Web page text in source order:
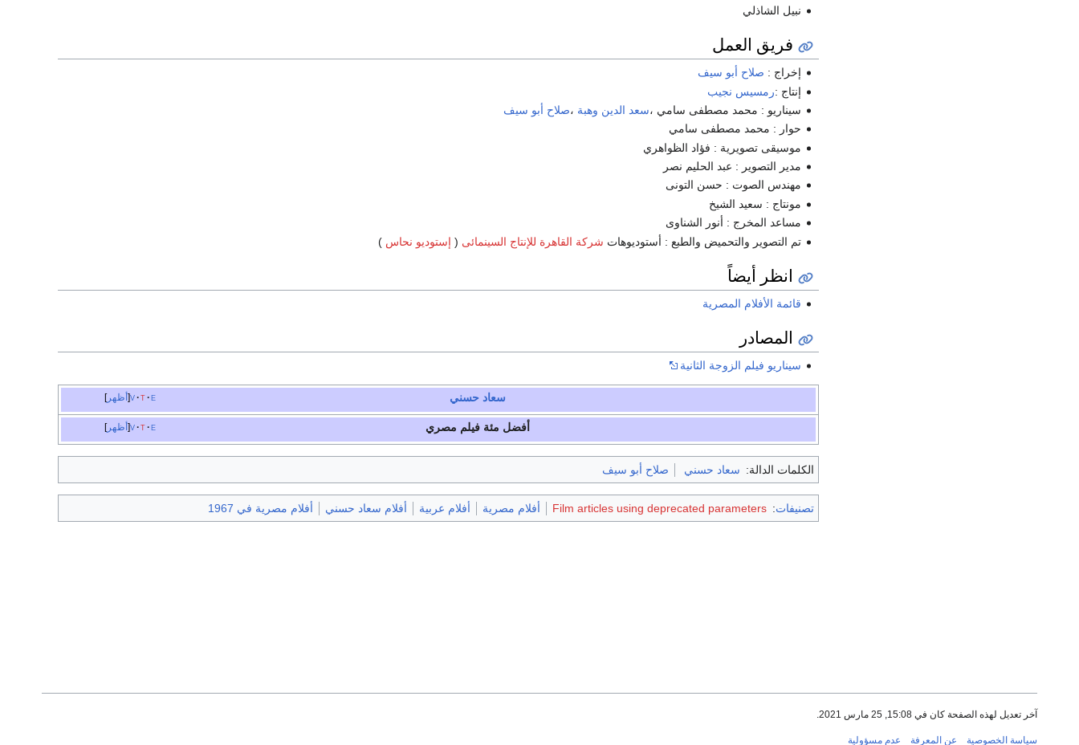
نبيل الشاذلي
فريق العمل
إخراج : صلاح أبو سيف
إنتاج :رمسيس نجيب
سيناريو : محمد مصطفى سامي ،سعد الدين وهبة ،صلاح أبو سيف
حوار : محمد مصطفى سامي
موسيقى تصويرية : فؤاد الظواهري
مدير التصوير : عبد الحليم نصر
مهندس الصوت : حسن التونى
مونتاج : سعيد الشيخ
مساعد المخرج : أنور الشناوى
تم التصوير والتحميض والطبع : أستوديوهات شركة القاهرة للإنتاج السينمائى ( إستوديو نحاس )
انظر أيضاً
قائمة الأفلام المصرية
المصادر
سيناريو فيلم الزوجة الثانية
أظهر v t e سعاد حسني
أظهر v t e أفضل مئة فيلم مصري
الكلمات الدالة: سعاد حسني صلاح أبو سيف
تصنيفات:
Film articles using deprecated parameters أفلام مصرية أفلام عربية أفلام سعاد حسني أفلام مصرية في 1967
آخر تعديل لهذه الصفحة كان في 15:08, 25 مارس 2021.
سياسة الخصوصية عن المعرفة عدم مسؤولية